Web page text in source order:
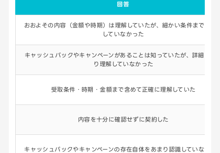
回答
おおよその内容（金額や時期）は理解していたが、細かい条件までは把
していなかった
キャッシュバックやキャンペーンがあることは知っていたが、詳細はあ
り理解していなかった
受取条件・時期・金額まで含めて正確に理解していた
内容を十分に確認せずに契約した
キャッシュバックやキャンペーンの存在自体をあまり認識していなかっ